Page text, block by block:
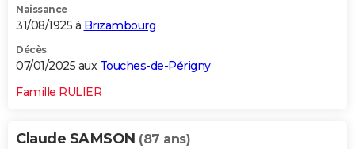
Naissance
31/08/1925 à Brizambourg
Décès
07/01/2025 aux Touches-de-Périgny
Famille RULIER
Claude SAMSON (87 ans)